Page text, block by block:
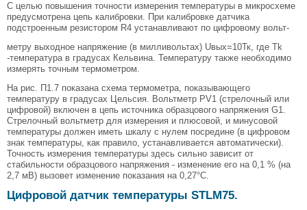
С целью повышения точности измерения температуры в микросхеме
предусмотрена цепь калибровки. При калибровке датчика
подстроенным резистором R4 устанавливают по цифровому вольт-
метру выходное напряжение (в милливольтах) Uвых=10Тк, где Тk
-температура в градусах Кельвина. Температуру также необходимо
измерять точным термометром.
На рис. П1.7 показана схема термометра, показывающего
температуру в градусах Цельсия. Вольтметр PV1 (стрелочный или
цифровой) включен в цепь источника образцового напряжения G1.
Стрелочный вольтметр для измерения и плюсовой, и минусовой
температуры должен иметь шкалу с нулем посредине (в цифровом
знак температуры, как правило, устанавливается автоматически).
Точность измерения температуры здесь сильно зависит от
стабильности образцового напряжения - изменение его на 0,1 % (на
2,7 мВ) вызовет изменение показания на 0,27°С.
Цифровой датчик температуры STLM75.